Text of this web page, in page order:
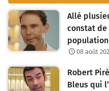
Allé
constat de
08 août
Robert
Bleus qui